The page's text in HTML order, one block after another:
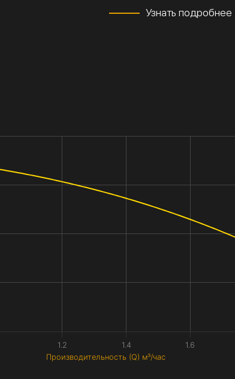
Узнать подробнее
Производительность (Q) м³/час
1.2 1.4 1.6